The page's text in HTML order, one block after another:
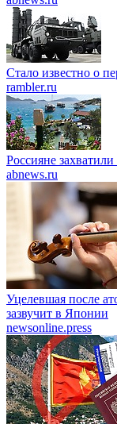
Стало известно о
rambler.ru
Россияне
abnews.ru
Уцелевшая после
зазвучит в Японии
newsonline.press